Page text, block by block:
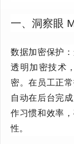
一、洞察眼
数据加密保护
透明加密技术
密。在员工正
自动在后台完
作习惯和效率
性。